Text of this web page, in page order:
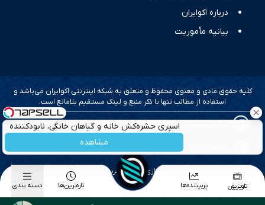
اسپری حشره‌کش خانه و گیاهان خانگی، نابودکننده
انواع حشرات خانگی و آفات
مشاهده
درباره اکوایران
بیانیه مأموریت
کلیه حقوق مادی و معنوی محفوظ و متعلق به شبکه اینترنتی اکوایران می‌باشد و
استفاده از مطالب تنها با ذکر منبع و لینک مستقیم بلامانع است.
طراحی سایت خبری و خبرگزاری آسام
بهینه سازی و سئو؛ گروه رسانه ای دنیای اقتصاد
طراحی گرافیک و پیاده سازی؛ برآیند تجربه
تلویزیون پربیننده‌ها تازه‌ترین‌ها دسته بندی